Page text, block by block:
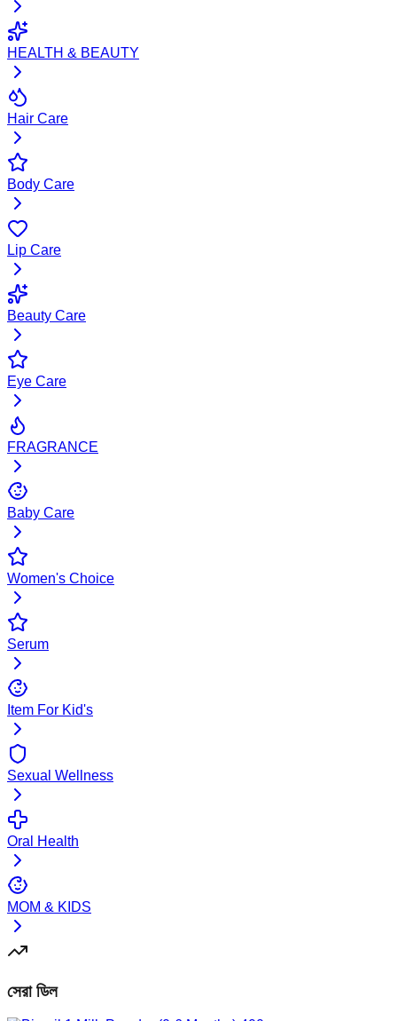
HEALTH & BEAUTY
Hair Care
Body Care
Lip Care
Beauty Care
Eye Care
FRAGRANCE
Baby Care
Women's Choice
Serum
Item For Kid's
Sexual Wellness
Oral Health
MOM & KIDS
সেরা ডিল